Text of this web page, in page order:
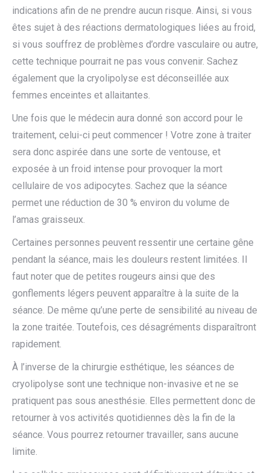
indications afin de ne prendre aucun risque. Ainsi, si vous
êtes sujet à des réactions dermatologiques liées au froid,
si vous souffrez de problèmes d’ordre vasculaire ou autre,
cette technique pourrait ne pas vous convenir. Sachez
également que la cryolipolyse est déconseillée aux
femmes enceintes et allaitantes.
Une fois que le médecin aura donné son accord pour le
traitement, celui-ci peut commencer ! Votre zone à traiter
sera donc aspirée dans une sorte de ventouse, et
exposée à un froid intense pour provoquer la mort
cellulaire de vos adipocytes. Sachez que la séance
permet une réduction de 30 % environ du volume de
l’amas graisseux.
Certaines personnes peuvent ressentir une certaine gêne
pendant la séance, mais les douleurs restent limitées. Il
faut noter que de petites rougeurs ainsi que des
gonflements légers peuvent apparaître à la suite de la
séance. De même qu’une perte de sensibilité au niveau de
la zone traitée. Toutefois, ces désagréments disparaîtront
rapidement.
À l’inverse de la chirurgie esthétique, les séances de
cryolipolyse sont une technique non-invasive et ne se
pratiquent pas sous anesthésie. Elles permettent donc de
retourner à vos activités quotidiennes dès la fin de la
séance. Vous pourrez retourner travailler, sans aucune
limite.